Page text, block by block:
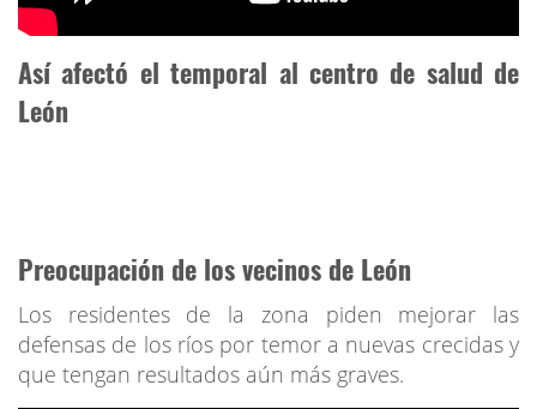
Así afectó el temporal al centro de salud de
León
Preocupación de los vecinos de León
Los residentes de la zona piden mejorar las
defensas de los ríos por temor a nuevas crecidas y
que tengan resultados aún más graves.